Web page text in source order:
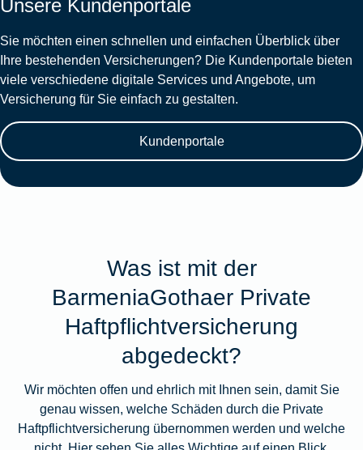
Unsere Kundenportale
Sie möchten einen schnellen und einfachen Überblick über
Ihre bestehenden Versicherungen? Die Kundenportale bieten
viele verschiedene digitale Services und Angebote, um
Versicherung für Sie einfach zu gestalten.
Kundenportale
Was ist mit der
BarmeniaGothaer Private
Haftpflichtversicherung
abgedeckt?
Wir möchten offen und ehrlich mit Ihnen sein, damit Sie
genau wissen, welche Schäden durch die Private
Haftpflichtversicherung übernommen werden und welche